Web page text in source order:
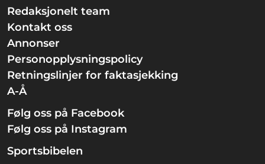
Redaksjonelt team
Kontakt oss
Annonser
Personopplysningspolicy
Retningslinjer for faktasjekking
A-Å
Følg oss på Facebook
Følg oss på Instagram
Sportsbibelen